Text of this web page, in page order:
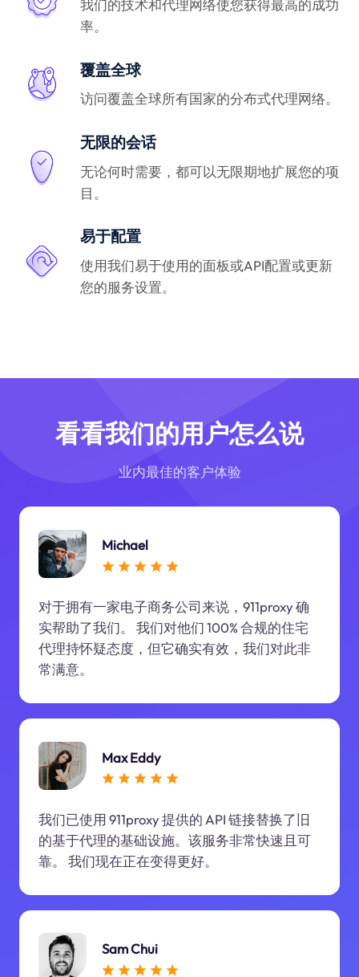
我们的技术和代理网络使您获得最高的成功
率。
覆盖全球
访问覆盖全球所有国家的分布式代理网络。
无限的会话
无论何时需要，都可以无限期地扩展您的项
目。
易于配置
使用我们易于使用的面板或API配置或更新
您的服务设置。
看看我们的用户怎么说
业内最佳的客户体验
Michael
对于拥有一家电子商务公司来说，911proxy 确
实帮助了我们。 我们对他们 100% 合规的住宅
代理持怀疑态度，但它确实有效，我们对此非
常满意。
Max Eddy
我们已使用 911proxy 提供的 API 链接替换了旧
的基于代理的基础设施。该服务非常快速且可
靠。 我们现在正在变得更好。
Sam Chui